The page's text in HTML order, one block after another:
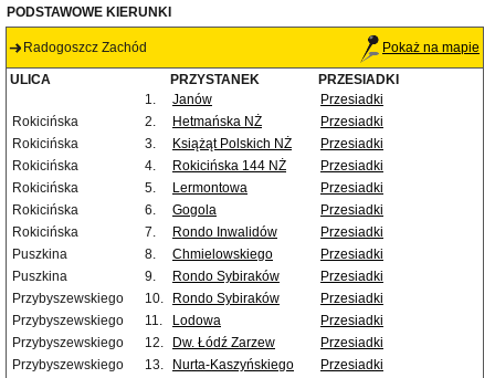
PODSTAWOWE KIERUNKI
Radogoszcz Zachód Pokaż na mapie
ULICA PRZYSTANEK
PRZESIADKI
1.
Janów
Przesiadki
Rokicińska
2. Hetmańska NŻ
Przesiadki
Rokicińska
3. Książąt Polskich NŻ
Przesiadki
Rokicińska
4. Rokicińska 144 NŻ
Przesiadki
Rokicińska
5. Lermontowa
Przesiadki
Rokicińska
6. Gogola
Przesiadki
Rokicińska
7. Rondo Inwalidów
Przesiadki
Puszkina
8. Chmielowskiego
Przesiadki
Puszkina
9. Rondo Sybiraków
Przesiadki
Przybyszewskiego
10. Rondo Sybiraków
Przesiadki
Przybyszewskiego
11. Lodowa
Przesiadki
Przybyszewskiego
12. Dw. Łódź Zarzew
Przesiadki
Przybyszewskiego
13. Nurta-Kaszyńskiego
Przesiadki